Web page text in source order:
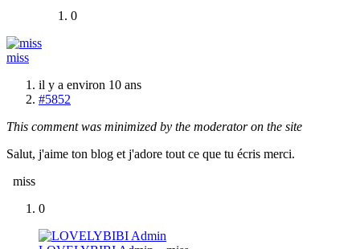
0
miss
il y a environ 10 ans
#5852
This comment was minimized by the moderator on the site
Salut, j'aime ton blog et j'adore tout ce que tu écris merci.
miss
0